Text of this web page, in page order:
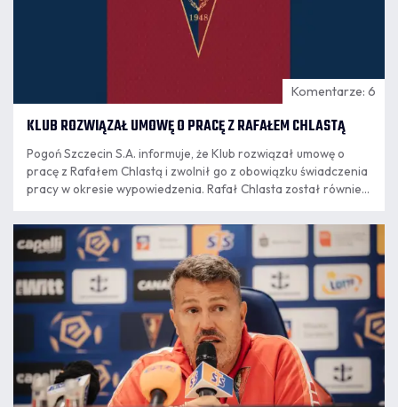
Komentarze: 6
KLUB ROZWIĄZAŁ UMOWĘ O PRACĘ Z RAFAŁEM CHLASTĄ
Pogoń Szczecin S.A. informuje, że Klub rozwiązał umowę o
pracę z Rafałem Chlastą i zwolnił go z obowiązku świadczenia
pracy w okresie wypowiedzenia. Rafał Chlasta został również
Pogoni Szczecin SA. Decyzja jest konsekwencją publikacji
Rafała Chlasty na serwisie społecznościowym "X".
07.08
16:34